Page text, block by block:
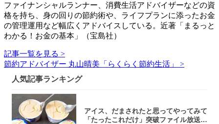
ファイナンシャルランナー、消費生活アドバイザーなどの資
格を持ち、身の回りの節約術や、ライフプランに添ったお金
の管理運用など幅広くアドバイスしている。近著「まるっと
わかる！お金の基本」（宝島社）
記事一覧を見る >
節約アドバイザー 丸山晴美「らくらく節約生活」 >
人気記事ランキング
アイス、だまされたと思ってやってみて
「たったこれだけ」突破ファイル放送で